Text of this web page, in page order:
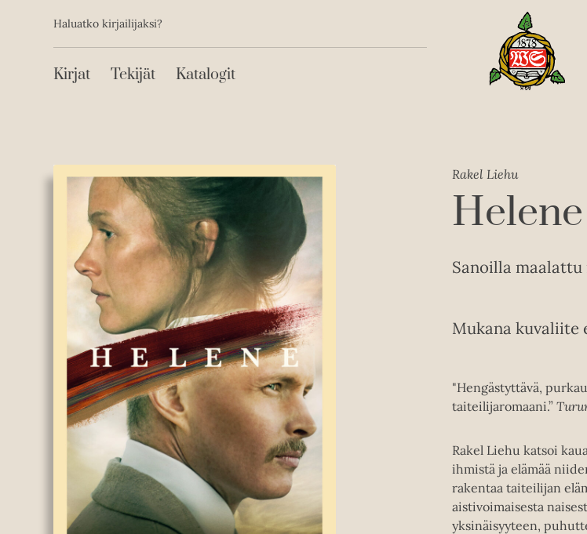
sisältöönToissijainen
Haluatko kirjailijaksi?
Päävalikko
Kirjat Tekijät Katalogit
Rakel Liehu
Helene
Sanoilla
Mukana kuvaliite
"Hengästyttävä,
taiteilijaromaani.”
Rakel Liehu katsoi
ihmistä ja elämää
rakentaa taiteilijan
aistivoimaisesta
yksinäisyyteen,